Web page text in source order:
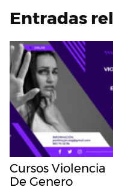
Entradas
Cursos Violencia
De Genero